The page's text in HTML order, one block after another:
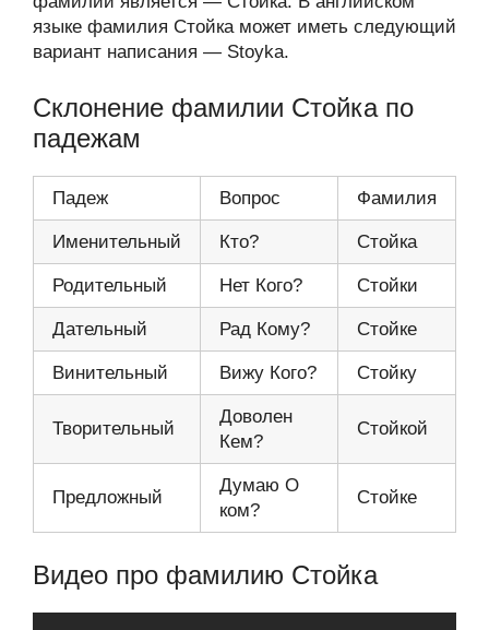
языке фамилия Стойка может иметь следующий
вариант написания — Stoyka.
Склонение фамилии Стойка по
падежам
Падеж Вопрос Фамилия
Именительный Кто? Стойка
Родительный Нет Кого? Стойки
Дательный Рад Кому? Стойке
Винительный Вижу Кого? Стойку
Творительный
Доволен
Кем?
Стойкой
Предложный
Думаю О
ком?
Стойке
Видео про фамилию Стойка